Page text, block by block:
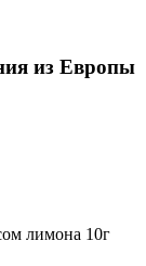
из Европы
лимона 10г